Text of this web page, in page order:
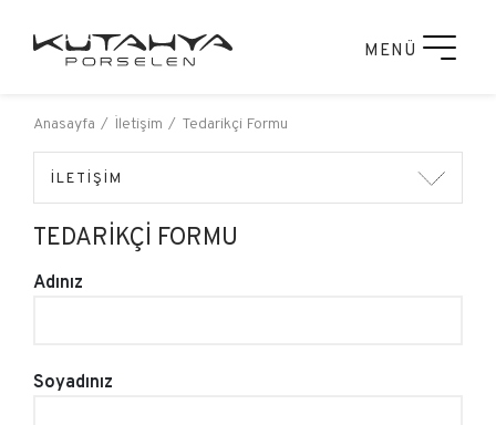
MENÜ
Anasayfa İletişim Tedarikçi Formu
İLETİŞİM
TEDARIKÇI FORMU
Adınız
Soyadınız